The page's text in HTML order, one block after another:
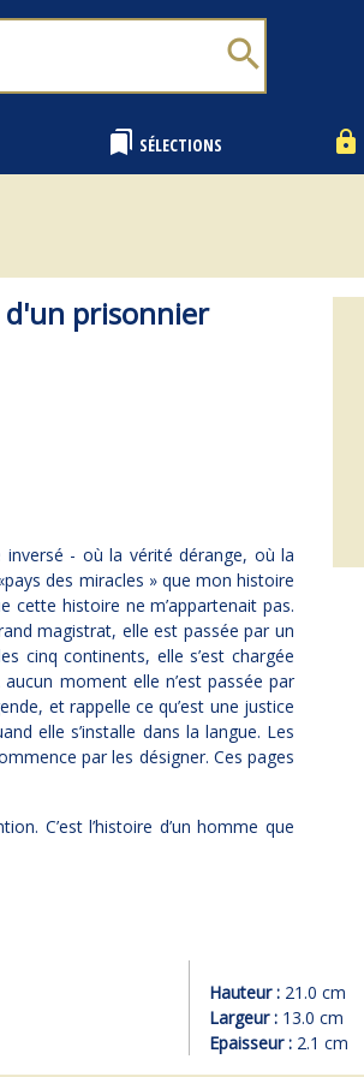
search
bookmarks SÉLECTIONS lock
d'un prisonnier
- où la vérité dérange, où la
des miracles » que mon histoire
cette histoire ne m’appartenait pas.
magistrat, elle est passée par un
cinq continents, elle s’est chargée
moment elle n’est passée par
et rappelle ce qu’est une justice
elle s’installe dans la langue. Les
par les désigner. Ces pages
C’est l’histoire d’un homme que
Hauteur : 21.0 cm
Largeur : 13.0 cm
Epaisseur : 2.1 cm